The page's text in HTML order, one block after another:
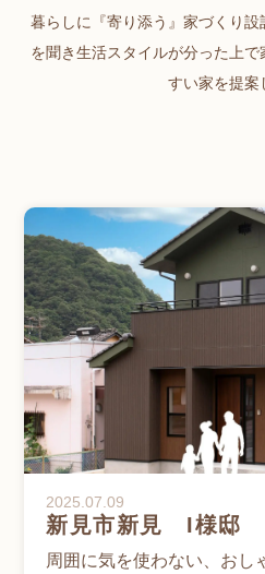
暮らしに『寄り添う』家づくり
を聞き生活スタイルが分った上
すい家を提案
2025.07.09
新見市新見 I様邸
周囲に気を使わない、おし